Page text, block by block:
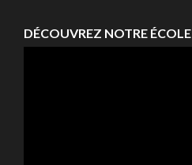
DÉCOUVREZ NOTRE ÉCOLE